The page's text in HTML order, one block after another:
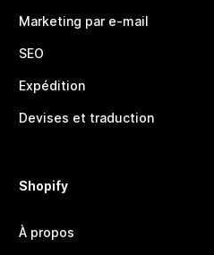
Marketing par e-mail
SEO
Expédition
Devises et traduction
Shopify
À propos